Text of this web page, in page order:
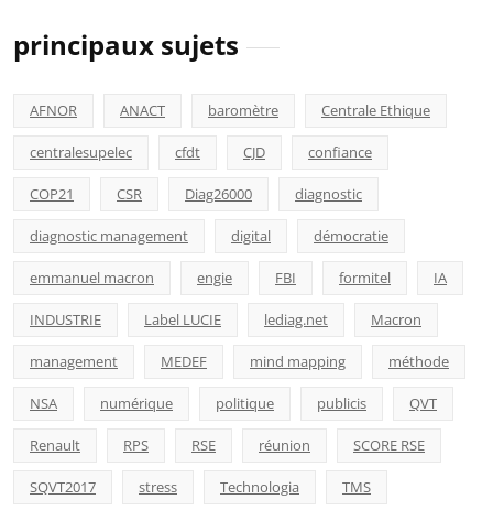
principaux sujets
AFNOR ANACT baromètre Centrale Ethique
centralesupelec cfdt CJD confiance
COP21 CSR Diag26000 diagnostic
diagnostic management digital démocratie
emmanuel macron engie FBI formitel IA
INDUSTRIE Label LUCIE lediag.net Macron
management MEDEF mind mapping méthode
NSA numérique politique publicis QVT
Renault RPS RSE réunion SCORE RSE
SQVT2017 stress Technologia TMS